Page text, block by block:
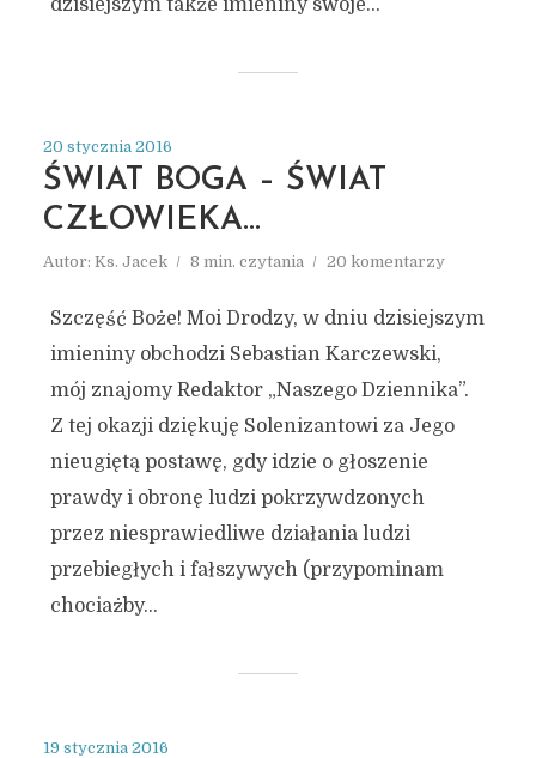
dzisiejszym także imieniny swoje...
20 stycznia 2016
ŚWIAT BOGA – ŚWIAT
CZŁOWIEKA…
Autor: Ks. Jacek 8 min. czytania 20 komentarzy
Szczęść Boże! Moi Drodzy, w dniu dzisiejszym
imieniny obchodzi Sebastian Karczewski,
mój znajomy Redaktor „Naszego Dziennika”.
Z tej okazji dziękuję Solenizantowi za Jego
nieugiętą postawę, gdy idzie o głoszenie
prawdy i obronę ludzi pokrzywdzonych
przez niesprawiedliwe działania ludzi
przebiegłych i fałszywych (przypominam
chociażby...
19 stycznia 2016